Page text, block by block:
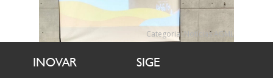
Categoria: Notícias AGML
INOVAR SIGE